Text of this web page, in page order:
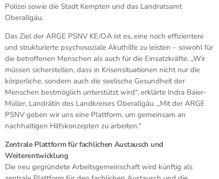
Polizei sowie die Stadt Kempten und das Landratsamt
Oberallgäu.
Das Ziel der ARGE PSNV KE/OA ist es, eine noch effizientere
und strukturierte psychosoziale Akuthilfe zu leisten – sowohl für
die betroffenen Menschen als auch für die Einsatzkräfte. „Wir
müssen sicherstellen, dass in Krisensituationen nicht nur die
körperliche, sondern auch die seelische Gesundheit der
Menschen bestmöglich unterstützt wird“, erklärte Indra Baier-
Müller, Landrätin des Landkreises Oberallgäu. „Mit der ARGE
PSNV geben wir uns eine Plattform, um gemeinsam an
nachhaltigen Hilfskonzepten zu arbeiten.“
Zentrale Plattform für fachlichen Austausch und
Weiterentwicklung
Die neu gegründete Arbeitsgemeinschaft wird künftig als